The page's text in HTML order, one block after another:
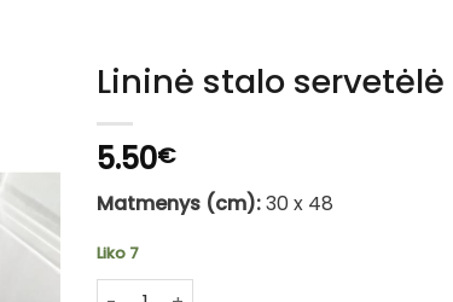
Lininė stalo servetėlė
5.50€
Matmenys (cm):30 x 48
Liko 7
produkto kiekis: Lininė stalo servetėlė -